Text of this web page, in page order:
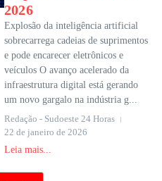
2026
Explosão da inteligência artificial
sobrecarrega cadeias de suprimentos
e pode encarecer eletrônicos e
veículos O avanço acelerado da
infraestrutura digital está gerando
um novo gargalo na indústria g...
Redação - Sudoeste 24 Horas
22 de janeiro de 2026
Leia mais...